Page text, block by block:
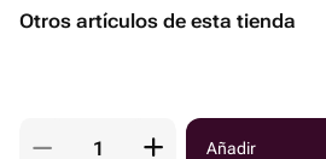
Otros artículos de esta tienda
Añadir